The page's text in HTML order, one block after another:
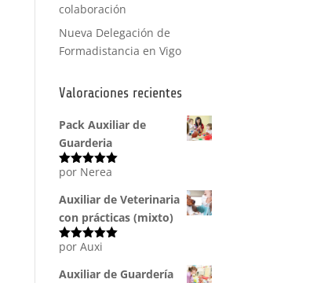
colaboración
Nueva Delegación de
Formadistancia en Vigo
Valoraciones recientes
Pack Auxiliar de
Guarderia
Valorado
por Nerea
Auxiliar de Veterinaria
con prácticas (mixto)
Valorado
por Auxi
Auxiliar de Guardería